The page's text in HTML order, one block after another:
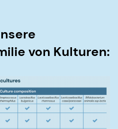
von Kulturen: